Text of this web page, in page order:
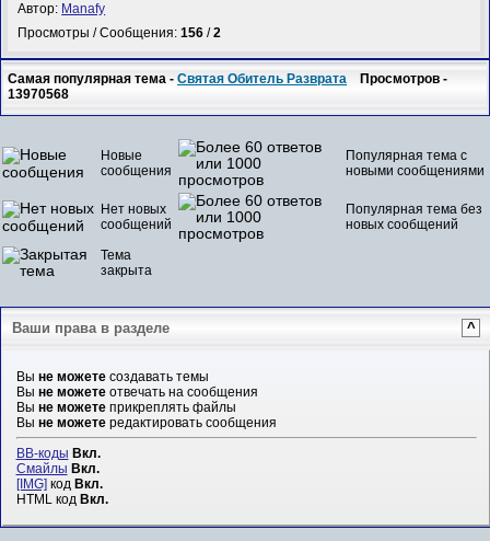
Автор: Manafy
Просмотры / Сообщения:156 /2
Самая популярная тема -Святая Обитель Разврата Просмотров -
13970568
Новые
сообщения
Популярная тема с
новыми сообщениями
Нет новых
сообщений
Популярная тема без
новых сообщений
Тема
закрыта
Ваши права в разделе ^
Вы не можетесоздавать темы
Вы не можетеотвечать на сообщения
Вы не можетеприкреплять файлы
Вы не можетередактировать сообщения
BB-коды Вкл.
Смайлы Вкл.
[IMG]код Вкл.
HTML код Вкл.